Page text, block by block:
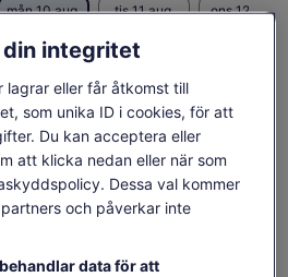
mån 10 aug.
904 kr
tis 11 aug. ons 12 aug.
Se biljetter
här sidan kan ha skapats med
(engelska)
om översättningenÖppnas
i
ny
flik
vad ingår
integritet
eller får åtkomst till
som unika ID i cookies, för att
Du kan acceptera eller
att klicka nedan eller när som
Dessa val kommer
och påverkar inte
data för att